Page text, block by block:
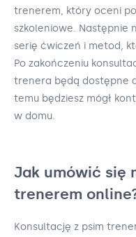
trenerem, który oceni
szkoleniowe. Następnie
serię ćwiczeń i metod,
Po zakończeniu
trenera będą dostępne
temu będziesz mógł
w domu.
Jak umówić się
trenerem
Konsultację z psim